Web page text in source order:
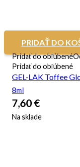
PRIDAŤ DO
Pridať do obľúbené
Pridať do obľúbené
GEL-LAK Toffee
8ml
7,60 €
Na sklade